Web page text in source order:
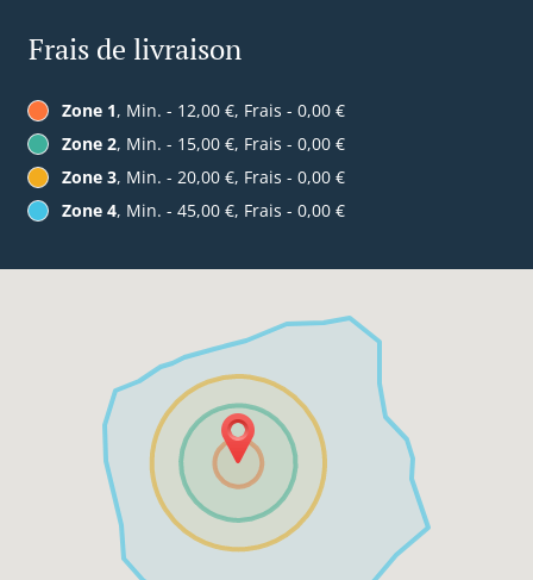
Frais de livraison
Zone 1, Min. - 12,00 €, Frais - 0,00 €
Zone 2, Min. - 15,00 €, Frais - 0,00 €
Zone 3, Min. - 20,00 €, Frais - 0,00 €
Zone 4, Min. - 45,00 €, Frais - 0,00 €